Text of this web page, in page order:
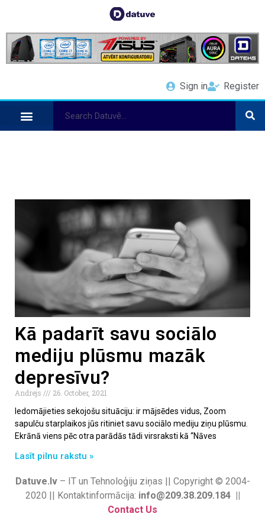
Sign in Register
Kā padarīt savu sociālo
mediju plūsmu mazāk
depresīvu?
Andrejs
26. October, 2021
Iedomājieties sekojošu situāciju: ir mājsēdes vidus, Zoom
sapulču starplaikos jūs ritiniet savu sociālo mediju ziņu plūsmu.
Ekrānā viens pēc otra parādās tādi virsraksti kā “Nāves
Lasīt pilnu rakstu »
Datuve.lv– IT un Tehnoloģiju ziņas || Copyright © 2004-
2020 || Kontaktinformācija: info@209.38.209.184 ||
Contact Us